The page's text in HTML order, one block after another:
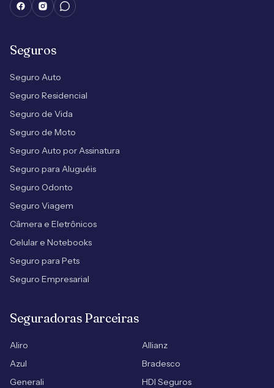
Seguros
Seguro Auto
Seguro Residencial
Seguro de Vida
Seguro de Moto
Seguro Auto por Assinatura
Seguro para Aluguéis
Seguro Odonto
Seguro Viagem
Câmera e Eletrônicos
Celular e Notebooks
Seguro para Pets
Seguro Empresarial
Seguradoras Parceiras
Aliro
Allianz
Azul
Bradesco
Generali
HDI Seguros